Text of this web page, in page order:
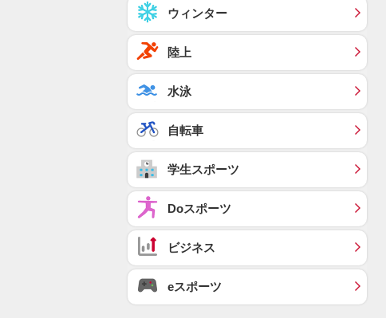
ウィンター
陸上
水泳
自転車
学生スポーツ
Doスポーツ
ビジネス
eスポーツ